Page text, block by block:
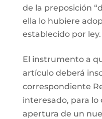
de la preposición
ella lo hubiere
establecido por ley.
El instrumento a
artículo deberá
correspondiente
interesado, para lo
apertura de un